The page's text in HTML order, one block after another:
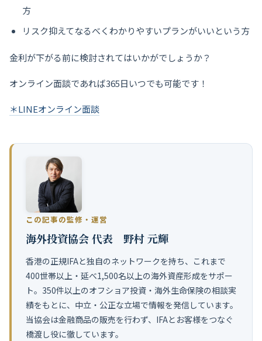
方
リスク抑えてなるべくわかりやすいプランがいいという方
金利が下がる前に検討されてはいかがでしょうか？
オンライン面談であれば365日いつでも可能です！
＊LINEオンライン面談
この記事の監修・運営
海外投資協会 代表 野村 元輝
香港の正規IFAと独自のネットワークを持ち、これまで
400世帯以上・延べ1,500名以上の海外資産形成をサポー
ト。350件以上のオフショア投資・海外生命保険の相談実
績をもとに、中立・公正な立場で情報を発信しています。
当協会は金融商品の販売を行わず、IFAとお客様をつなぐ
橋渡し役に徹しています。